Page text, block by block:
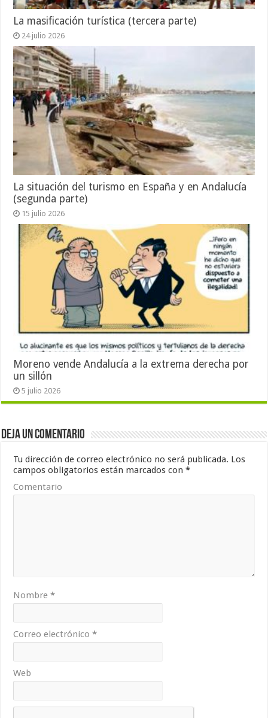
La masificación turística (tercera parte)
24 julio 2026
La situación del turismo en España y en Andalucía
(segunda parte)
15 julio 2026
Moreno vende Andalucía a la extrema derecha por
un sillón
5 julio 2026
Deja un comentario
Tu dirección de correo electrónico no será publicada. Los
campos obligatorios están marcados con*
Comentario
Nombre*
Correo electrónico*
Web